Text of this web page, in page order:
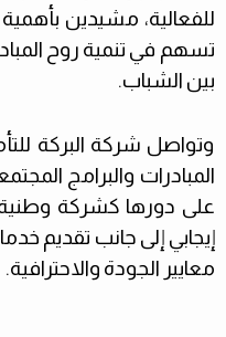
للفعالية، مشيدين
تسهم في تنمية روح
بين الشباب.
وتواصل شركة البركة
المبادرات والبرامج
على دورها كشركة
إيجابي إلى جانب تقديم
معايير الجودة والاحترافية.